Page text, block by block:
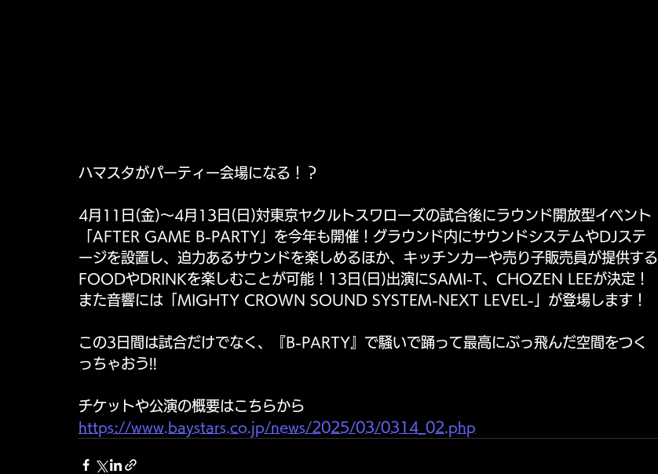
ハマスタがパーティー会場になる！？
4月11日(金)〜4月13日(日)対東京ヤクルトスワローズの試合後にラウンド開放型イベント
「AFTER GAME B-PARTY」を今年も開催！グラウンド内にサウンドシステムやDJステ
ージを設置し、迫力あるサウンドを楽しめるほか、キッチンカーや売り子販売員が提供する
FOODやDRINKを楽しむことが可能！13日(日)出演にSAMI-T、CHOZEN LEEが決定！
また音響には「MIGHTY CROWN SOUND SYSTEM-NEXT LEVEL-」が登場します！
この3日間は試合だけでなく、『B-PARTY』で騒いで踊って最高にぶっ飛んだ空間をつく
っちゃおう!!
チケットや公演の概要はこちらから
https://www.baystars.co.jp/news/2025/03/0314_02.php